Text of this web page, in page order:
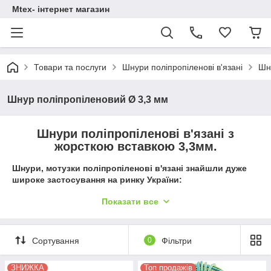
Mtex- інтернет магазин
Товари та послуги Шнури поліпропіленові в'язані
Шнур поліпропіленовий Ø 3,3 мм
Шнури поліпропіленові в'язані з
жорсткою вставкою 3,3мм.
Шнури, мотузки поліпропіленові в'язані знайшли дуже
широке застосування на ринку України:
шнури застосовуються у всіх сферах та в кожній
застосовується на балконах і
лоджиях, а також влітку в дворах);
Для закріплення, підіймання, паковання,
Показати все
Сортування 0 Фільтри
ЗНИЖКА Топ продажів